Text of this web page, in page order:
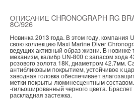
ОПИСАНИЕ CHRONOGRAPH RG
8C/926
Новинка 2013 года. В этом году, компания
свою коллекцию Maxi Marine Diver
ведущих активный образ жизни. В новинке
механизм, калибр UN-800 с запасом хода
розового золота 18К, диаметром 42.7мм.
антибликовым покрытием, устойчивое к
заводная головка обеспечивает
метки покрыты люминесцентным
-гильошированный черного цвета. Браслет
раскладная застежка.